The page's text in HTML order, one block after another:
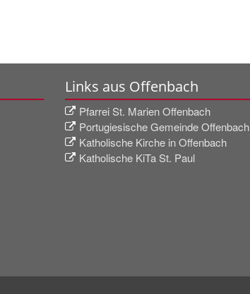
Links aus Offenbach
Pfarrei St. Marien Offenbach
Portugiesische Gemeinde Offenbach
Katholische Kirche in Offenbach
Katholische KiTa St. Paul